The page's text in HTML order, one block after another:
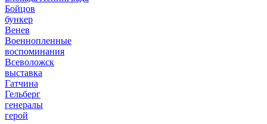
Бойцов
бункер
Венев
Военнопленные
воспоминания
Всеволожск
выставка
Гатчина
Гельберг
генералы
герой